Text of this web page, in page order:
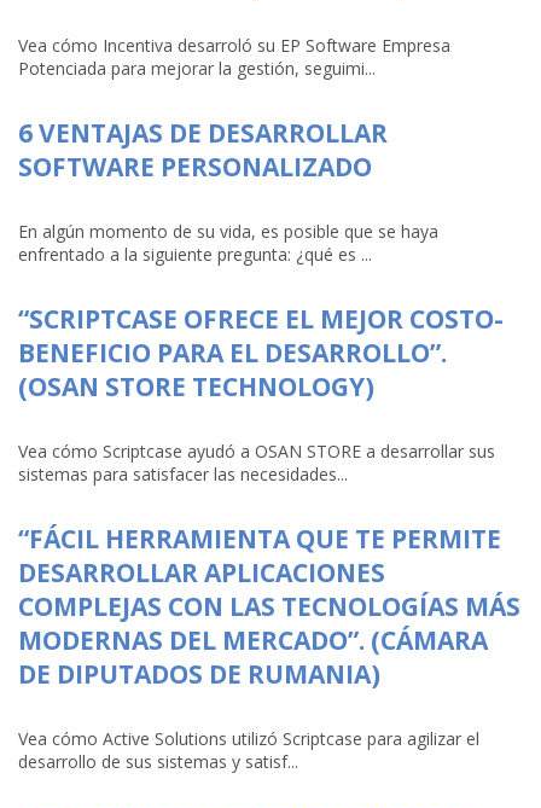
Vea cómo Incentiva desarroló su EP Software Empresa
Potenciada para mejorar la gestión, seguimi...
6 VENTAJAS DE DESARROLLAR
SOFTWARE PERSONALIZADO
En algún momento de su vida, es posible que se haya
enfrentado a la siguiente pregunta: ¿qué es ...
“SCRIPTCASE OFRECE EL MEJOR COSTO-
BENEFICIO PARA EL DESARROLLO”.
(OSAN STORE TECHNOLOGY)
Vea cómo Scriptcase ayudó a OSAN STORE a desarrollar sus
sistemas para satisfacer las necesidades...
“FÁCIL HERRAMIENTA QUE TE PERMITE
DESARROLLAR APLICACIONES
COMPLEJAS CON LAS TECNOLOGÍAS MÁS
MODERNAS DEL MERCADO”. (CÁMARA
DE DIPUTADOS DE RUMANIA)
Vea cómo Active Solutions utilizó Scriptcase para agilizar el
desarrollo de sus sistemas y satisf...